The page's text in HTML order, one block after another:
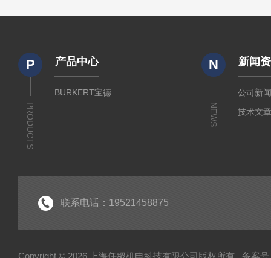
P
PRODUCTS
产品中心
BURKERT宝德
N
NEWS
新闻
公司新
技术文
联系电话：19521458875
Copyright © 2026 上海任稷机电科技有限公司版权所有 备案号